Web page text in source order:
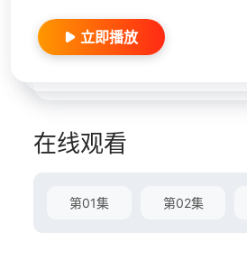
立即播放
在线观看
第01集 第02集